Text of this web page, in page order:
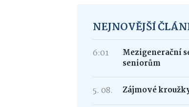
NEJNOVĚJŠÍ
6:01
Mezigenerační
seniorům
5. 08. Zájmové